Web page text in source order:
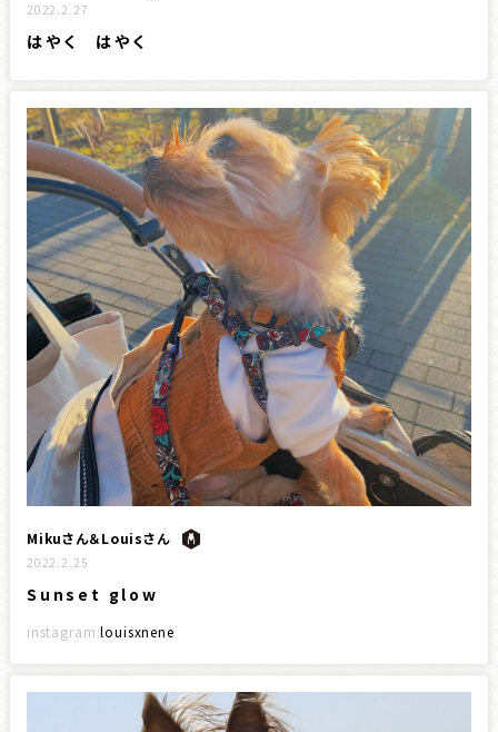
2022.2.27
はやく はやく
Mikuさん＆Louisさん
2022.2.25
Sunset glow
instagram:louisxnene